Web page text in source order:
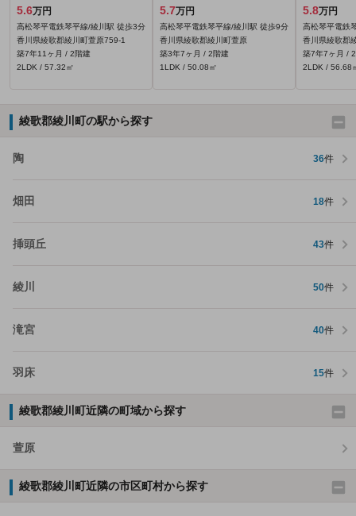
5.6万円
高松琴平電鉄琴平線/綾川駅 徒歩3分
香川県綾歌郡綾川町萱原759‐1
築7年11ヶ月 / 2階建
2LDK / 57.32㎡
5.7万円
高松琴平電鉄琴平線/綾川駅 徒歩9分
香川県綾歌郡綾川町萱原
築3年7ヶ月 / 2階建
1LDK / 50.08㎡
5.8万円
高松琴平電鉄
香川県綾歌郡
築7年7ヶ月 /
2LDK / 56.68
綾歌郡綾川町の駅から探す
陶 36件
畑田 18件
挿頭丘 43件
綾川 50件
滝宮 40件
羽床 15件
綾歌郡綾川町近隣の町域から探す
萱原
綾歌郡綾川町近隣の市区町村から探す